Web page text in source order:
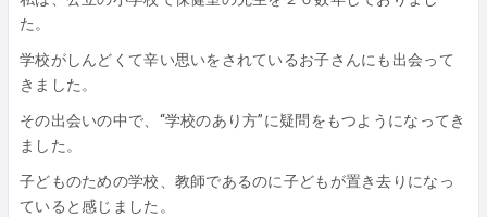
た。
学校がしんどくて辛い思いをされているお子さんにも出会って
きました。
その出会いの中で、“学校のあり方”に疑問をもつようになってき
ました。
子どものための学校、教師であるのに子どもが置き去りになっ
ていると感じました。